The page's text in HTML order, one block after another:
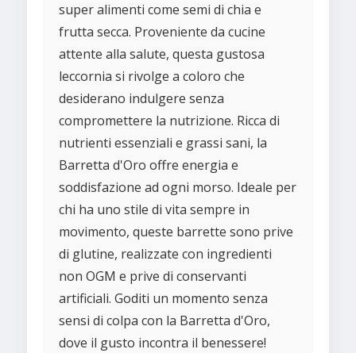
super alimenti come semi di chia e
frutta secca. Proveniente da cucine
attente alla salute, questa gustosa
leccornia si rivolge a coloro che
desiderano indulgere senza
compromettere la nutrizione. Ricca di
nutrienti essenziali e grassi sani, la
Barretta d'Oro offre energia e
soddisfazione ad ogni morso. Ideale per
chi ha uno stile di vita sempre in
movimento, queste barrette sono prive
di glutine, realizzate con ingredienti
non OGM e prive di conservanti
artificiali. Goditi un momento senza
sensi di colpa con la Barretta d'Oro,
dove il gusto incontra il benessere!